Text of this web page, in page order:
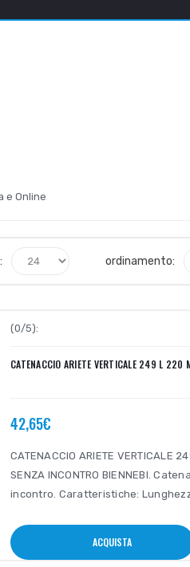
e Online
ordinamento:
(0/5):
CATENACCIO ARIETE VERTICALE 249 L 220
42,65€
CATENACCIO ARIETE VERTICALE
SENZA INCONTRO BIENNEBI.
incontro. Caratteristiche:
ACQUISTA